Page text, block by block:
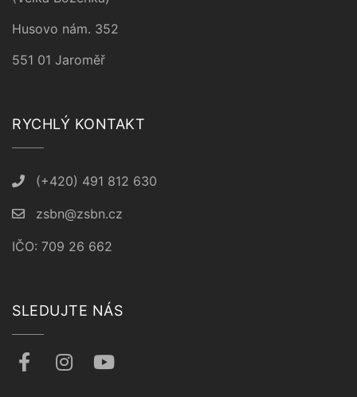
Husovo nám. 352
551 01 Jaroměř
RYCHLÝ KONTAKT
(+420) 491 812 630
zsbn@zsbn.cz
IČO: 709 26 662
SLEDUJTE NÁS